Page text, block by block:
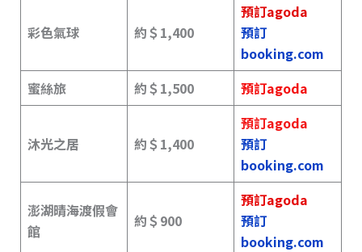
彩色氣球 約＄ 1,400
預訂agoda
預訂
booking.com
蜜絲旅
約＄ 1,500 預訂agoda
沐光之居 約＄ 1,400
預訂agoda
預訂
booking.com
澎湖晴海渡假會
館
約＄ 900
預訂agoda
預訂
booking.com